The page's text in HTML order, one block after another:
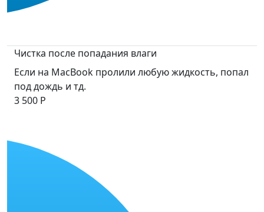
Чистка после попадания влаги
Если на MacBook пролили любую жидкость, попал
под дождь и тд.
3 500 Р